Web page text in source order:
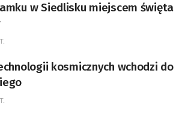
nauk fizycznych,
Rady Sektorowej ds.
Przemysłu Lotniczo-
i Satelitarnych PAN.
w Siedlisku miejscem święta
kosmicznych wchodzi do